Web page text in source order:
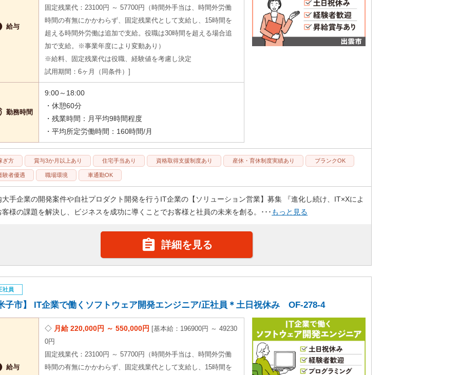
給与
固定残業代：23100円 ～ 57700円（時間外手当は、時間外労働
時間の有無にかかわらず、固定残業代として支給し、15時間を
超える時間外労働は追加で支給。役職は30時間を超える場合追
加で支給。※事業年度により変動あり）
※給料、固定残業代は役職、経験値を考慮し決定
試用期間：6ヶ月（同条件）
勤務時間
9:00～18:00
・休憩60分
・残業時間：月平均9時間程度
・平均所定労働時間：160時間/月
ぎ方 賞与3か月以上あり 住宅手当あり 資格取得支援制度あり 産休・育休制度実績あり ブランクOK
験者優遇 職場環境 車通勤OK
大手企業の開発案件や自社プロダクト開発を行うIT企業の【ソリューション営業】募集 『進化し続け、IT×Xによ
客様の課題を解決し、ビジネスを成功に導くことでお客様と社員の未来を創る。･･･ もっと見る
 詳細を見る
社員
子市】 IT企業で働くソフトウェア開発エンジニア/正社員＊土日祝休み OF-278-4
給与
月給 220,000円 ～ 550,000円
基本給：196900円 ～ 49230
0円
固定残業代：23100円 ～ 57700円（時間外手当は、時間外労働
時間の有無にかかわらず、固定残業代として支給し、15時間を